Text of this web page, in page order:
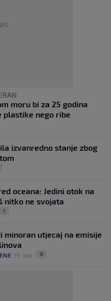
moru bi za 25 godina
plastike nego ribe
izvanredno stanje zbog
oceana: Jedini otok na
nitko ne svojata
1
minoran utjecaj na emisije
15. stu. 0